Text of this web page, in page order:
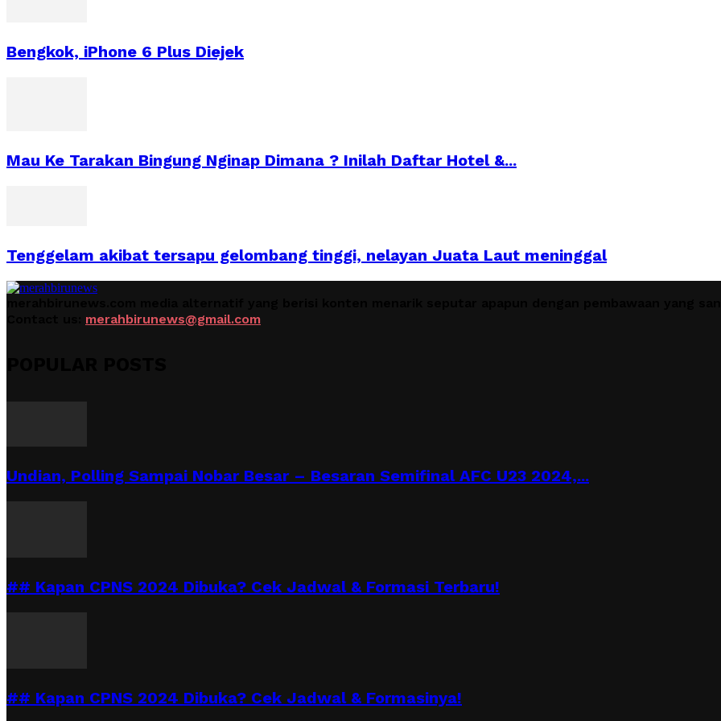
Bengkok, iPhone 6 Plus Diejek
Mau Ke Tarakan Bingung Nginap Dimana ? Inilah Daftar Hotel &...
Tenggelam akibat tersapu gelombang tinggi, nelayan Juata Laut meninggal
merahbirunews@gmail.com
Undian, Polling Sampai Nobar Besar – Besaran Semifinal AFC U23 2024,...
## Kapan CPNS 2024 Dibuka? Cek Jadwal & Formasi Terbaru!
## Kapan CPNS 2024 Dibuka? Cek Jadwal & Formasinya!